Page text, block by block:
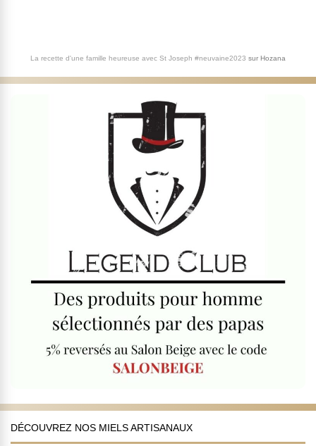
La recette d'une famille heureuse avec St Joseph #neuvaine2023 sur Hozana
DÉCOUVREZ NOS MIELS ARTISANAUX